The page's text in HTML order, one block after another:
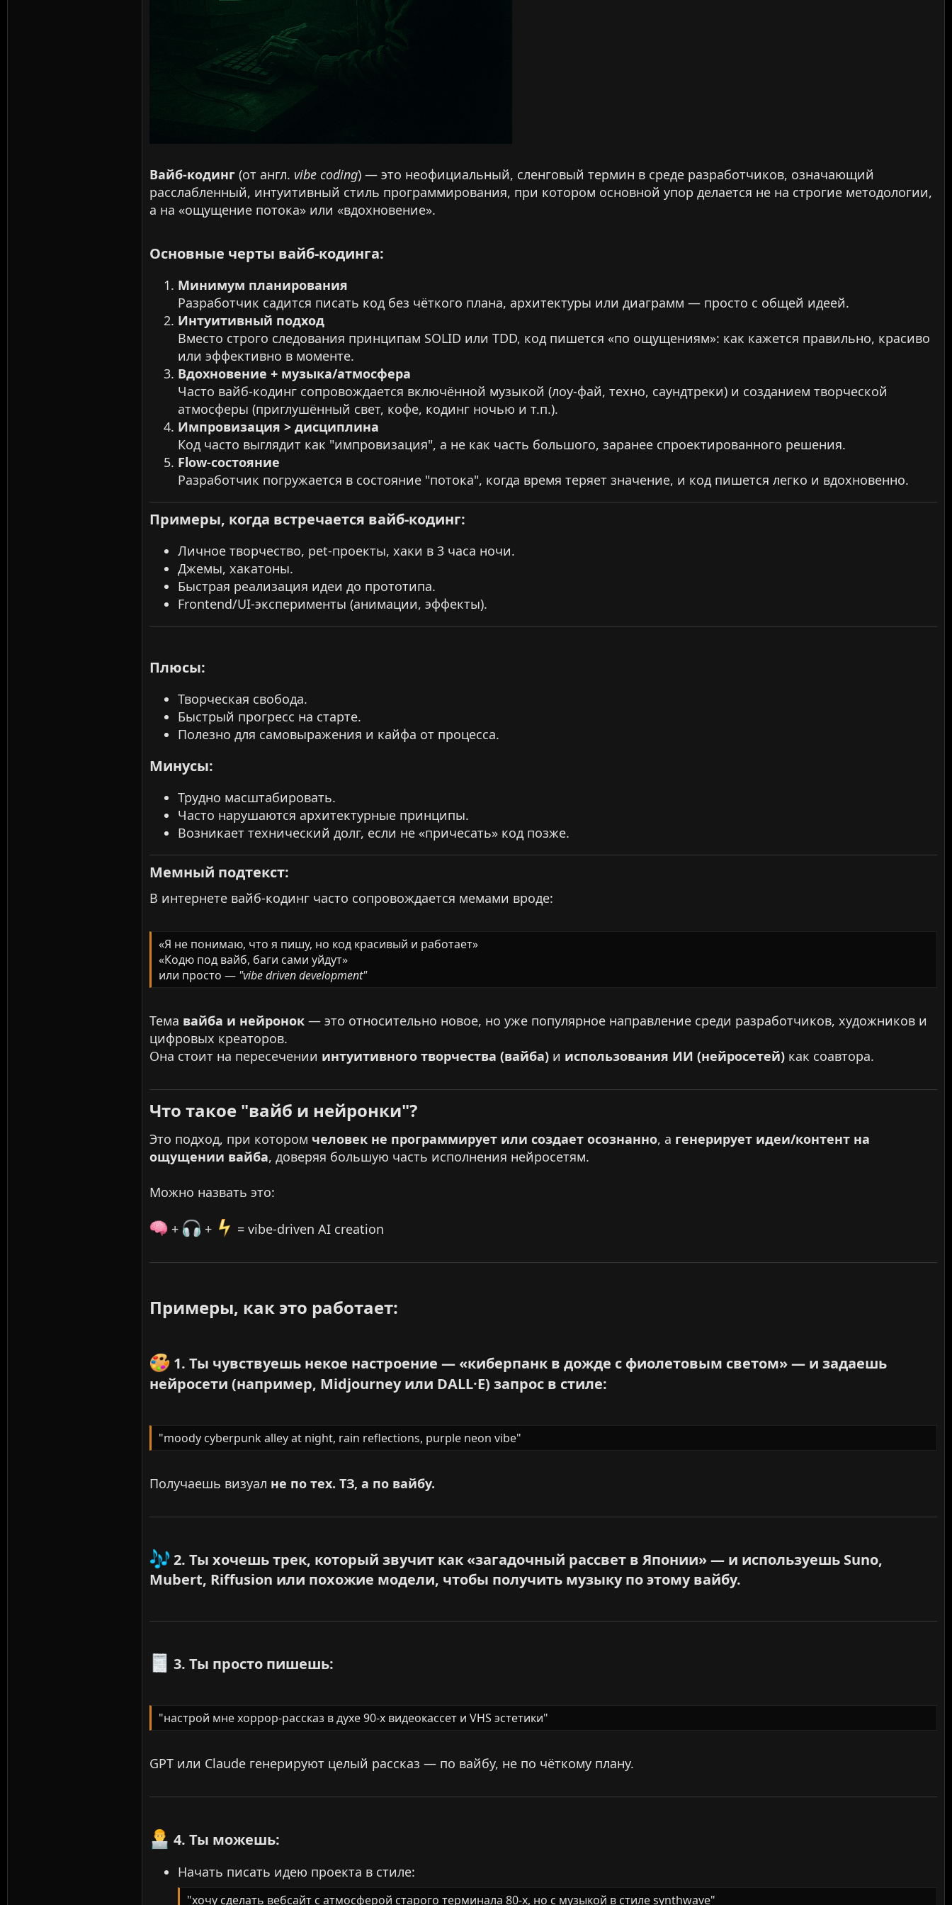
Вайб-кодинг (от англ. vibe coding) — это неофициальный, сленговый термин в среде разработчиков, означающий
расслабленный, интуитивный стиль программирования, при котором основной упор делается не на строгие методологии,
а на «ощущение потока» или «вдохновение».
Основные черты вайб-кодинга:​
Минимум планирования
Разработчик садится писать код без чёткого плана, архитектуры или диаграмм — просто с общей идеей.
Интуитивный подход
Вместо строго следования принципам SOLID или TDD, код пишется «по ощущениям»: как кажется правильно, красиво
или эффективно в моменте.
Вдохновение + музыка/атмосфера
Часто вайб-кодинг сопровождается включённой музыкой (лоу-фай, техно, саундтреки) и созданием творческой
атмосферы (приглушённый свет, кофе, кодинг ночью и т.п.).
Импровизация > дисциплина
Код часто выглядит как "импровизация", а не как часть большого, заранее спроектированного решения.
Flow-состояние
Разработчик погружается в состояние "потока", когда время теряет значение, и код пишется легко и вдохновенно.
Примеры, когда встречается вайб-кодинг:​
Личное творчество, pet-проекты, хаки в 3 часа ночи.
Джемы, хакатоны.
Быстрая реализация идеи до прототипа.
Frontend/UI-эксперименты (анимации, эффекты).
Плюсы:​
Творческая свобода.
Быстрый прогресс на старте.
Полезно для самовыражения и кайфа от процесса.
Минусы:​
Трудно масштабировать.
Часто нарушаются архитектурные принципы.
Возникает технический долг, если не «причесать» код позже.
Мемный подтекст:​
В интернете вайб-кодинг часто сопровождается мемами вроде:
«Я не понимаю, что я пишу, но код красивый и работает»
«Кодю под вайб, баги сами уйдут»
или просто — "vibe driven development"
Тема вайба и нейронок — это относительно новое, но уже популярное направление среди разработчиков, художников и
цифровых креаторов.
Она стоит на пересечении интуитивного творчества (вайба) и использования ИИ (нейросетей) как соавтора.
Что такое "вайб и нейронки"?​
Это подход, при котором человек не программирует или создает осознанно, а генерирует идеи/контент на
ощущении вайба, доверяя большую часть исполнения нейросетям.
Можно назвать это:
+ + = vibe-driven AI creation
Примеры, как это работает:​
1. Ты чувствуешь некое настроение — «киберпанк в дожде с фиолетовым светом» — и задаешь
нейросети (например, Midjourney или DALL·E) запрос в стиле:​
"moody cyberpunk alley at night, rain reflections, purple neon vibe"
Получаешь визуал не по тех. ТЗ, а по вайбу.
2. Ты хочешь трек, который звучит как «загадочный рассвет в Японии» — и используешь Suno,
Mubert, Riffusion или похожие модели, чтобы получить музыку по этому вайбу.​
3. Ты просто пишешь:​
"настрoй мне хоррор-рассказ в духе 90-х видеокассет и VHS эстетики"
GPT или Claude генерируют целый рассказ — по вайбу, не по чёткому плану.
4. Ты можешь:​
Начать писать идею проекта в стиле:
"хочу сделать вебсайт с атмосферой старого терминала 80-х, но с музыкой в стиле synthwave"